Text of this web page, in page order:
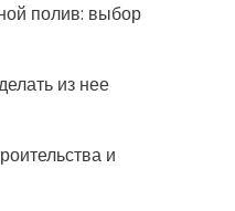
полив: выбор
из нее
и